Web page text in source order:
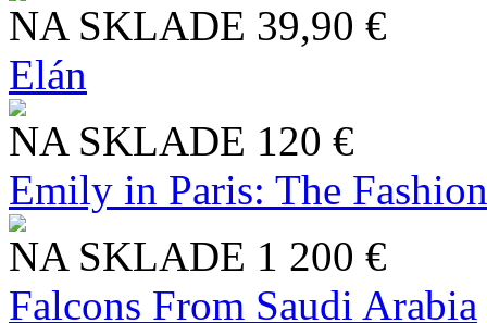
NA SKLADE 39,90 €
Elán
NA SKLADE 120 €
Emily in Paris: The
NA SKLADE 1 200 €
Falcons From Saudi Arabia